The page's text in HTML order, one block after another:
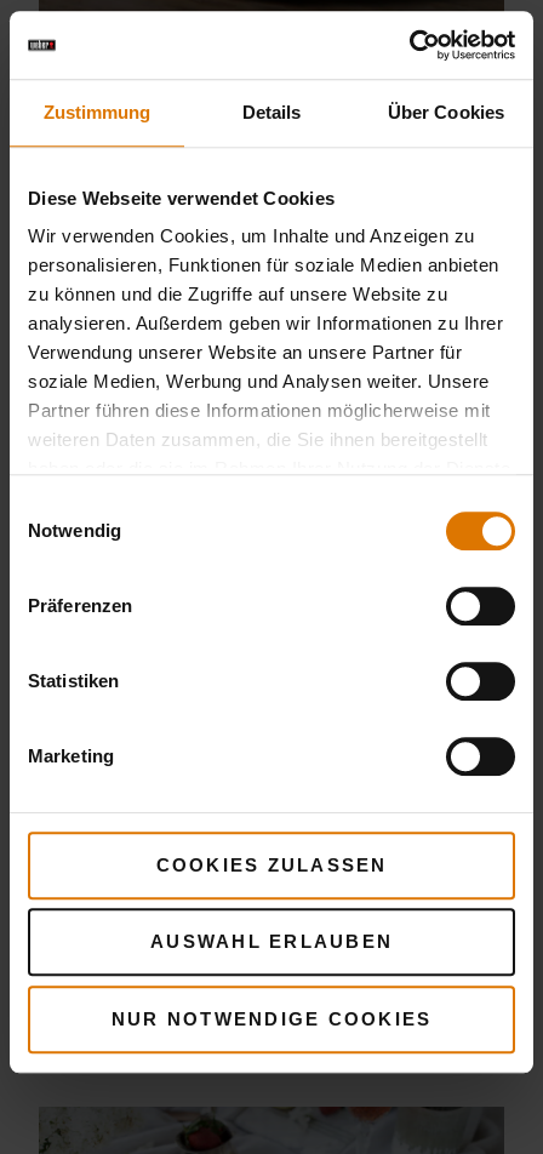
Zustimmung Details Über Cookies
Diese Webseite verwendet Cookies
Wir verwenden Cookies, um Inhalte und Anzeigen zu
personalisieren, Funktionen für soziale Medien anbieten
zu können und die Zugriffe auf unsere Website zu
analysieren. Außerdem geben wir Informationen zu Ihrer
Verwendung unserer Website an unsere Partner für
soziale Medien, Werbung und Analysen weiter. Unsere
Partner führen diese Informationen möglicherweise mit
weiteren Daten zusammen, die Sie ihnen bereitgestellt
Notwendig
Präferenzen
Statistiken
Marketing
COOKIES ZULASSEN
AUSWAHL ERLAUBEN
NUR NOTWENDIGE COOKIES
Grüner Spargel
Maroni-Salat mit Kohlsprossen & Kartoffeln
Butternut-Kürbis und kandierte Pekannüsse